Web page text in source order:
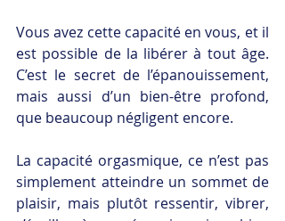
Vous avez cette capacité en vous, et il
est possible de la libérer à tout âge.
C’est le secret de l’épanouissement,
mais aussi d’un bien-être profond,
que beaucoup négligent encore.
La capacité orgasmique, ce n’est pas
simplement atteindre un sommet de
plaisir, mais plutôt ressentir, vibrer,